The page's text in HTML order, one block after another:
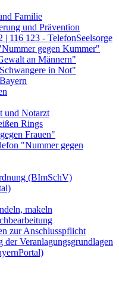
Familie
und Prävention
| 116 123 - TelefonSeelsorge
gegen Kummer"
an Männern"
in Not"
und Notarzt
Rings
Frauen"
"Nummer gegen
(BImSchV)
makeln
zur Anschlusspflicht
Veranlagungsgrundlagen